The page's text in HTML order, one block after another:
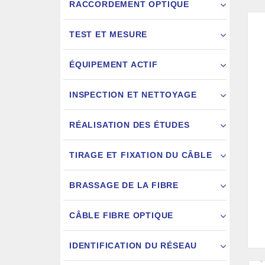
RACCORDEMENT OPTIQUE
TEST ET MESURE
ÉQUIPEMENT ACTIF
INSPECTION ET NETTOYAGE
RÉALISATION DES ÉTUDES
TIRAGE ET FIXATION DU CÂBLE
BRASSAGE DE LA FIBRE
CÂBLE FIBRE OPTIQUE
IDENTIFICATION DU RÉSEAU